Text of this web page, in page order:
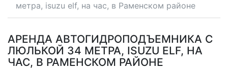
метра, isuzu elf, на час, в Раменском районе
АРЕНДА АВТОГИДРОПОДЪЕМНИКА С
ЛЮЛЬКОЙ 34 МЕТРА, ISUZU ELF, НА
ЧАС, В РАМЕНСКОМ РАЙОНЕ